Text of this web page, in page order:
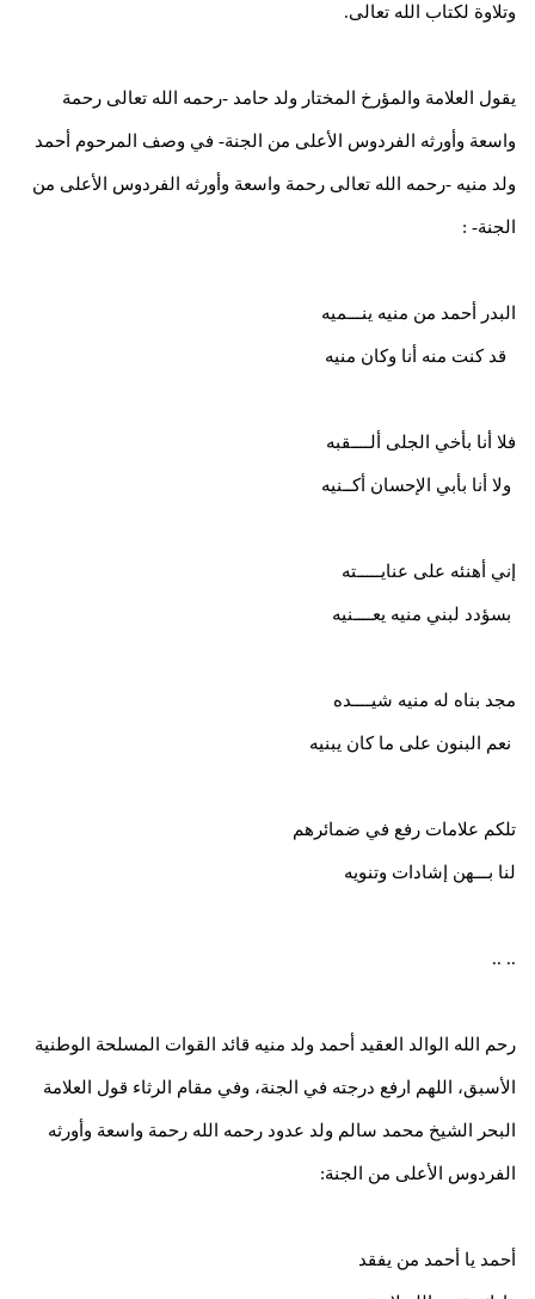
وتلاوة لكتاب الله تعالى.
يقول العلامة والمؤرخ المختار ولد حامد -رحمه الله تعالى رحمة
واسعة وأورثه الفردوس الأعلى من الجنة- في وصف المرحوم أحمد
ولد منيه -رحمه الله تعالى رحمة واسعة وأورثه الفردوس الأعلى من
الجنة- :
البدر أحمد من منيه ينـــميه
قد كنت منه أنا وكان منيه
فلا أنا بأخي الجلى ألــــقبه
ولا أنا بأبي الإحسان أكــنيه
إني أهنئه على عنايـــــته
بسؤدد لبني منيه يعــــنيه
مجد بناه له منيه شيــــده
نعم البنون على ما كان يبنيه
تلكم علامات رفع في ضمائرهم
لنا بـــهن إشادات وتنويه
.. ..
رحم الله الوالد العقيد أحمد ولد منيه قائد القوات المسلحة الوطنية
الأسبق، اللهم ارفع درجته في الجنة، وفي مقام الرثاء قول العلامة
البحر الشيخ محمد سالم ولد عدود رحمه الله رحمة واسعة وأورثه
الفردوس الأعلى من الجنة:
أحمد يا أحمد من يفقد